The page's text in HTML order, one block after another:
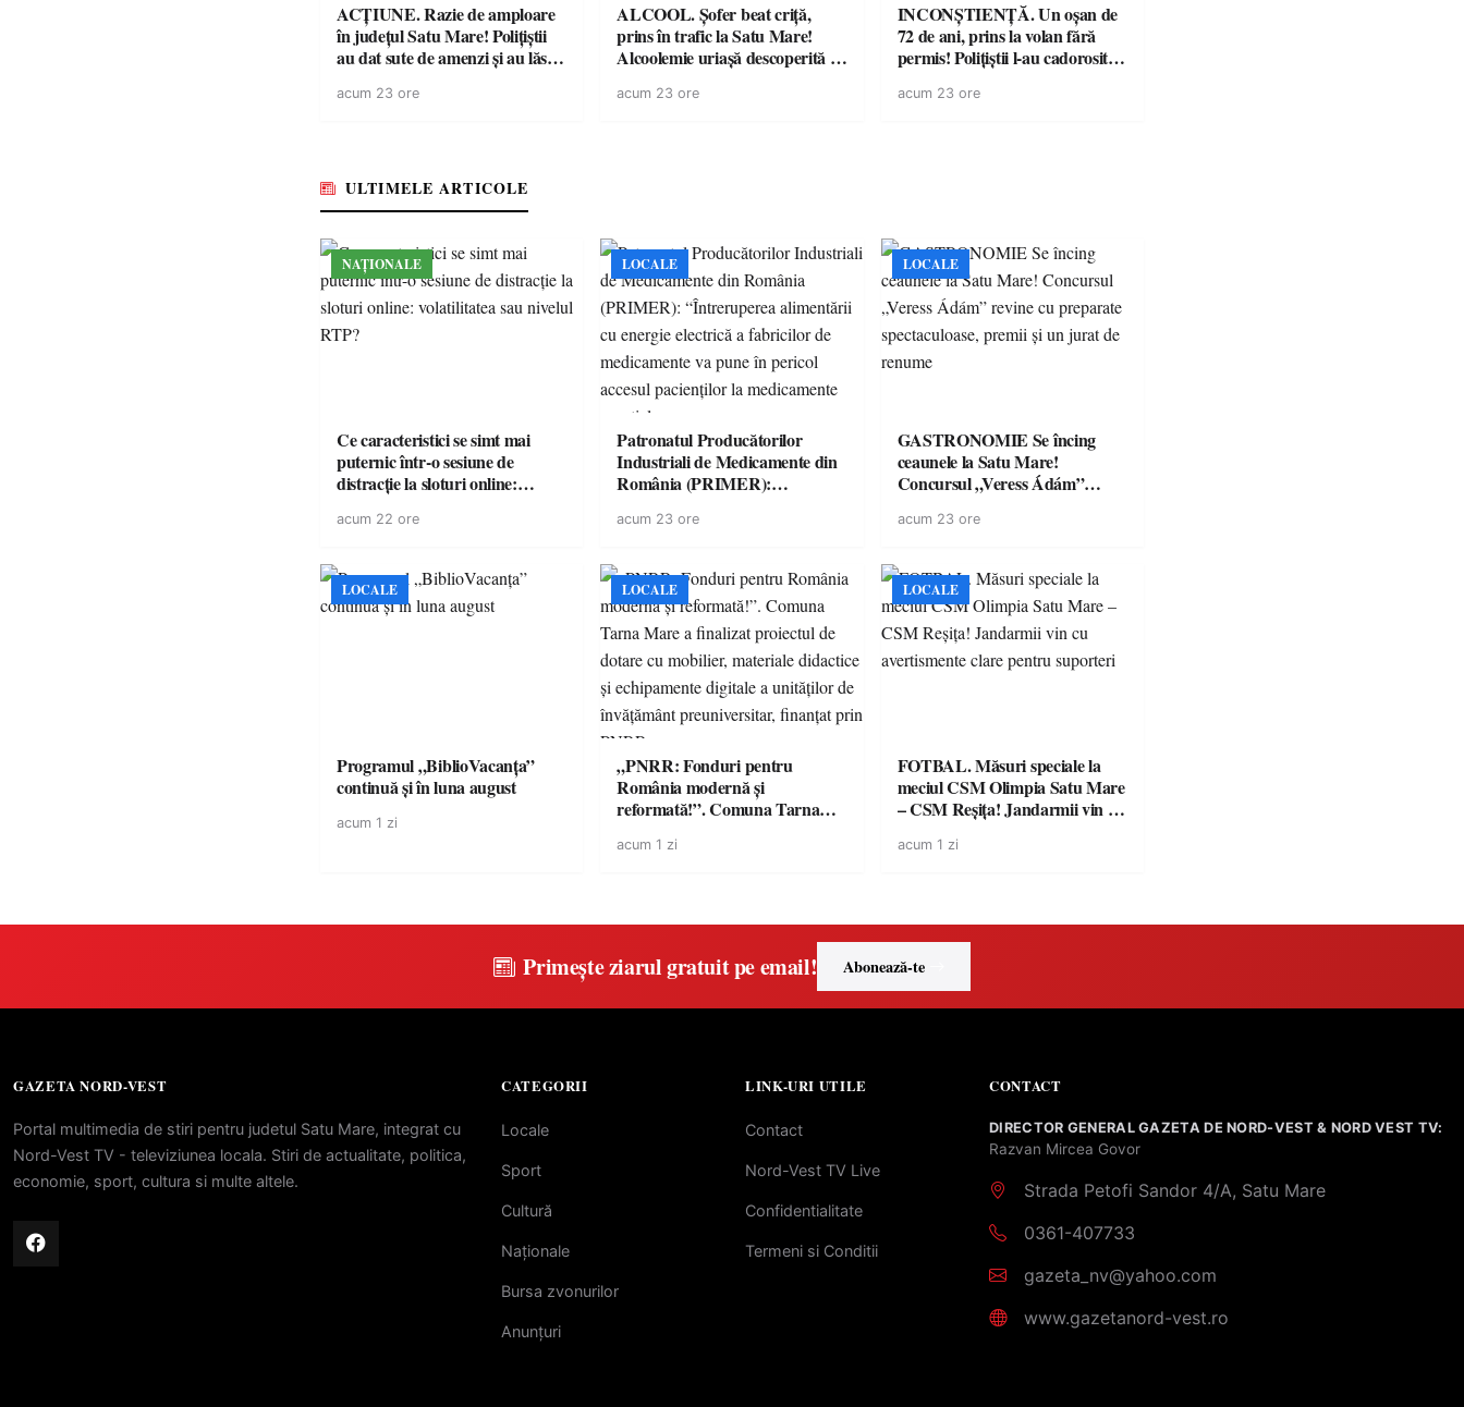
ACȚIUNE. Razie de amploare
în județul Satu Mare! Polițiștii
au dat sute de amenzi și au lăsat
singură zi
acum 23 ore
ALCOOL. Șofer beat criță,
prins în trafic la Satu Mare!
Alcoolemie uriașă descoperită de
acum 23 ore
INCONȘTIENȚĂ. Un oșan de
72 de ani, prins la volan fără
permis! Polițiștii l-au cadorosit
acum 23 ore
ULTIMELE ARTICOLE
NAȚIONALE
Ce caracteristici se simt mai
puternic într-o sesiune de
distracție la sloturi online:
acum 22 ore
LOCALE
Patronatul Producătorilor
Industriali de Medicamente din
România (PRIMER):
energie electrică a fabricilor de
accesul pacienților la
medicamente esențiale
acum 23 ore
LOCALE
GASTRONOMIE Se încing
ceaunele la Satu Mare!
Concursul „Veress Ádám”
spectaculoase, premii și un jurat
acum 23 ore
LOCALE
Programul „BiblioVacanța”
continuă și în luna august
acum 1 zi
LOCALE
„PNRR: Fonduri pentru
România modernă și
reformată!”. Comuna Tarna
dotare cu mobilier, materiale
acum 1 zi
LOCALE
FOTBAL. Măsuri speciale la
meciul CSM Olimpia Satu Mare
– CSM Reșița! Jandarmii vin cu
suporteri
acum 1 zi
Primește ziarul gratuit pe email! Abonează-te
GAZETA NORD-VEST
Portal multimedia de stiri pentru judetul Satu Mare, integrat cu
Nord-Vest TV - televiziunea locala. Stiri de actualitate, politica,
economie, sport, cultura si multe altele.
CATEGORII
Locale
Sport
Cultură
Naționale
Bursa zvonurilor
Anunțuri
LINK-URI UTILE
Contact
Nord-Vest TV Live
Confidentialitate
Termeni si Conditii
CONTACT
DIRECTOR GENERAL GAZETA DE NORD-VEST & NORD VEST TV:
Razvan Mircea Govor
Strada Petofi Sandor 4/A, Satu Mare
0361-407733
gazeta_nv@yahoo.com
www.gazetanord-vest.ro